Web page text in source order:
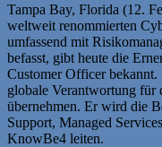
Tampa Bay, Florida (12.
weltweit renommierten
umfassend mit
befasst, gibt heute die
Customer Officer
globale Verantwortung für
übernehmen. Er wird die
Support, Managed
KnowBe4 leiten.